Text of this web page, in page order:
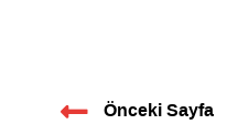
Önceki Sayfa